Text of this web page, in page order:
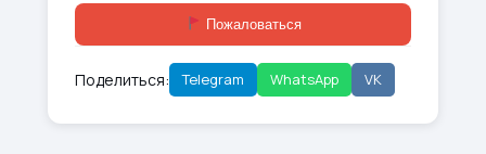
Пожаловаться
Поделиться: Telegram WhatsApp VK